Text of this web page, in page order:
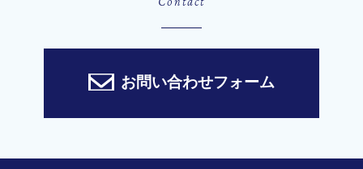
お問い合わせフォーム